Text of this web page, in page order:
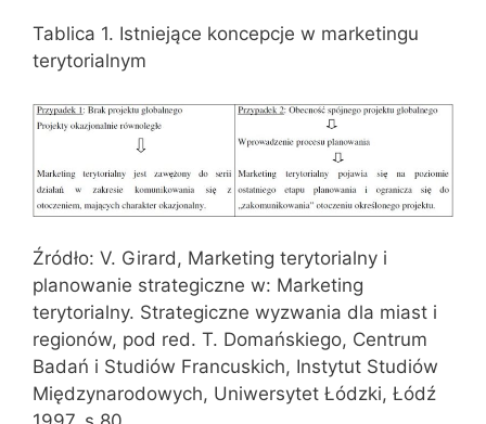
Tablica 1. Istniejące koncepcje w marketingu
terytorialnym
Źródło: V. Girard, Marketing terytorialny i
planowanie strategiczne w: Marketing
terytorialny. Strategiczne wyzwania dla miast i
regionów, pod red. T. Domańskiego, Centrum
Badań i Studiów Francuskich, Instytut Studiów
Międzynarodowych, Uniwersytet Łódzki, Łódź